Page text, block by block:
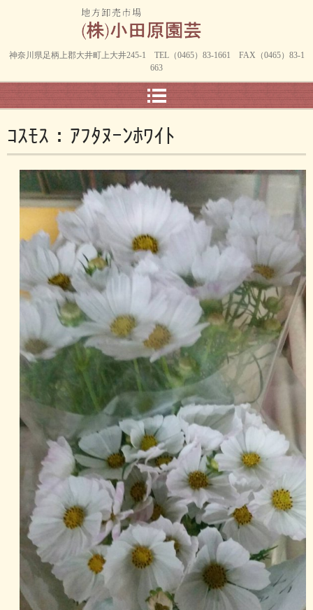
神奈川県足柄上郡大井町上大井245-1 TEL（0465）83-1661 FAX（0465）83-1
663
ｺｽﾓｽ：ｱﾌﾀﾇｰﾝﾎﾜｲﾄ